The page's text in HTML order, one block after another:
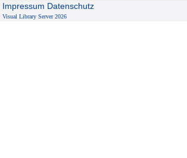
Impressum Datenschutz
Visual Library Server 2026